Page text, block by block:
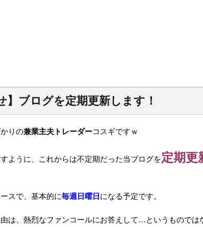
】ブログを定期更新します！
りの兼業主夫トレーダーコスギですｗ
ように、これからは不定期だった当ブログを定期更
スで、基本的に毎週日曜日 になる予定です。
は、熱烈なファンコールにお答えして…というものでは